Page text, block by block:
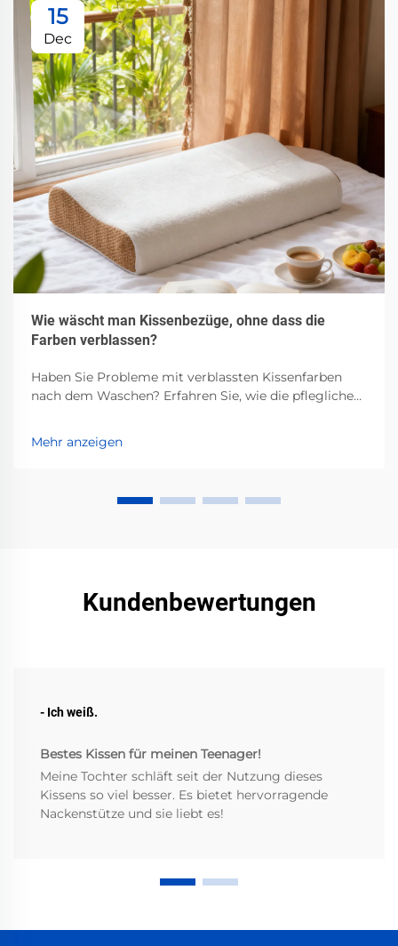
15
Dec
Wie wäscht man Kissenbezüge, ohne dass die
Farben verblassen?
Haben Sie Probleme mit verblassten Kissenfarben
nach dem Waschen? Erfahren Sie, wie die pflegliche
Wasser, pH-neutraler Waschmittel und schonende
Lufttrocknung funktioniert. Bewahren Sie die
Mehr anzeigen
Kundenbewertungen
- Ich weiß.
Bestes Kissen für meinen Teenager!
Meine Tochter schläft seit der Nutzung dieses
Kissens so viel besser. Es bietet hervorragende
Nackenstütze und sie liebt es!